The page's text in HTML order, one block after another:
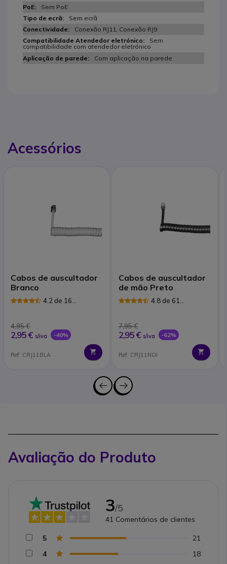
Sem PoE
Sem ecrã
Conexão RJ11, Conexão RJ9
Sem
compatibilidade com atendedor eletrónico
Com aplicação na parede
Acessórios
Cabos de auscultador
Branco
4.2 de 16
4,95 €
2,95 € s/iva -40%
Ref: CRJ11BLA
Cabos de auscultador
de mão Preto
4.8 de 61
7,95 €
2,95 € s/iva -62%
Ref: CRJ11NOI
Avaliação do Produto
3/5
41 Comentários de clientes
5
21
4
18